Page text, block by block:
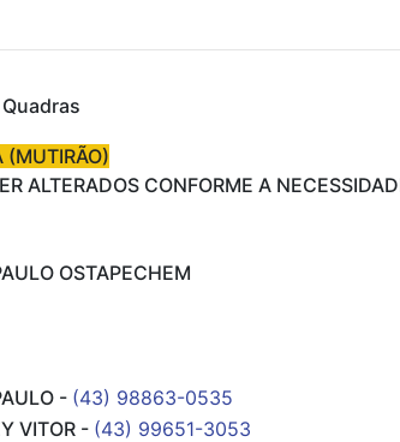
(MUTIRÃO)
ALTERADOS CONFORME A
OSTAPECHEM
- (43) 98863-0535
VITOR - (43) 99651-3053